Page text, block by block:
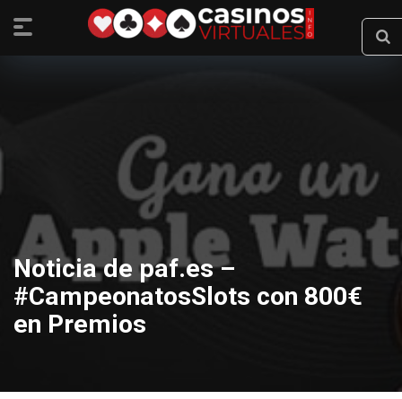
Noticia de paf.es –
#CampeonatosSlots con 800€
en Premios